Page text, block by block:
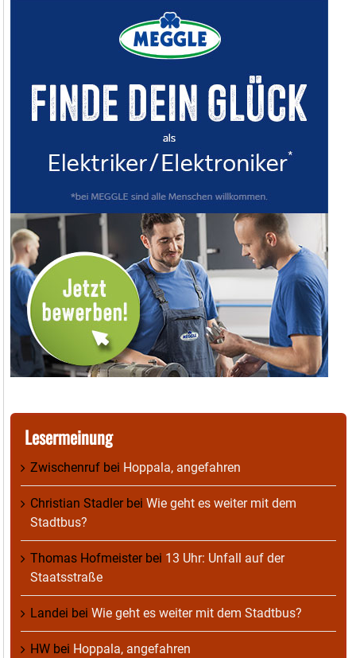
Lesermeinung
Zwischenruf bei Hoppala, angefahren
Christian Stadlerbei Wie geht es weiter mit dem
Stadtbus?
Thomas Hofmeisterbei 13 Uhr: Unfall auf der
Staatsstraße
Landei bei Wie geht es weiter mit dem Stadtbus?
HW bei Hoppala, angefahren